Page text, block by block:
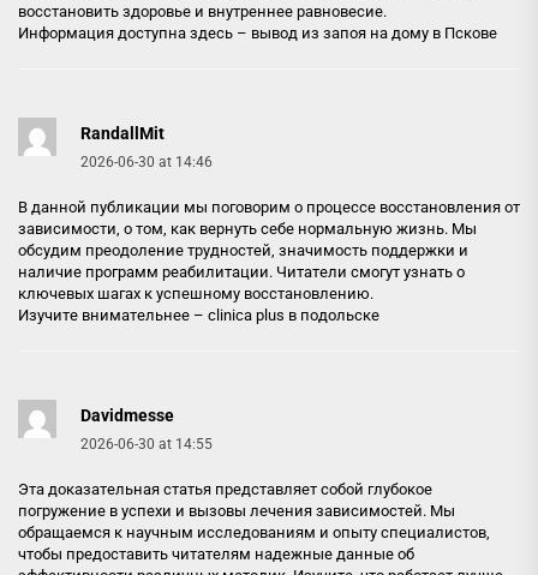
восстановить здоровье и внутреннее равновесие.
Информация доступна здесь – вывод из запоя на дому в Пскове
RandallMit
2026-06-30 at 14:46
В данной публикации мы поговорим о процессе восстановления от
зависимости, о том, как вернуть себе нормальную жизнь. Мы
обсудим преодоление трудностей, значимость поддержки и
наличие программ реабилитации. Читатели смогут узнать о
ключевых шагах к успешному восстановлению.
Изучите внимательнее – clinica plus в подольске
Davidmesse
2026-06-30 at 14:55
Эта доказательная статья представляет собой глубокое
погружение в успехи и вызовы лечения зависимостей. Мы
обращаемся к научным исследованиям и опыту специалистов,
чтобы предоставить читателям надежные данные об